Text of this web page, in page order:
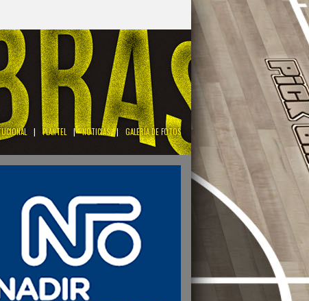
| PLANTEL | NOTICIAS | GALERÍA DE FOTOS